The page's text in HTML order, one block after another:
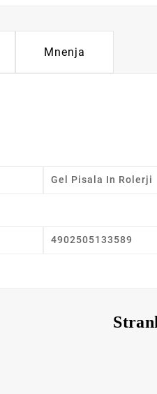
Mnenja
Gel Pisala In Rolerji
4902505133589